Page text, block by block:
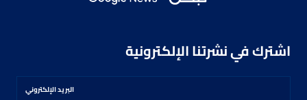
اشترك في نشرتنا الإلكترونية